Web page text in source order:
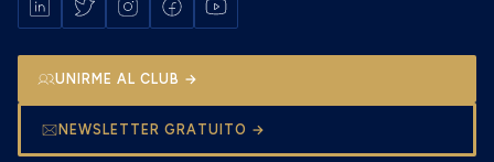
UNIRME AL CLUB →
NEWSLETTER GRATUITO →